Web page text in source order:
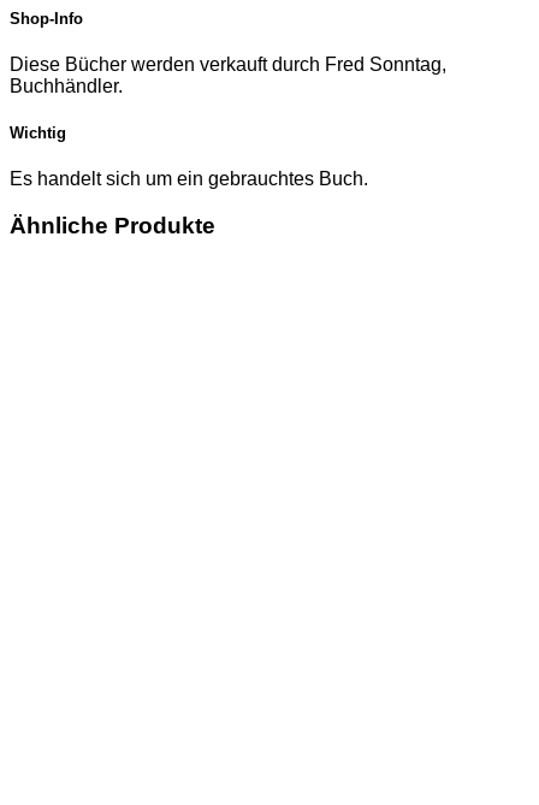
Shop-Info
Diese Bücher werden verkauft durch Fred Sonntag,
Buchhändler.
Wichtig
Es handelt sich um ein gebrauchtes Buch.
Ähnliche Produkte